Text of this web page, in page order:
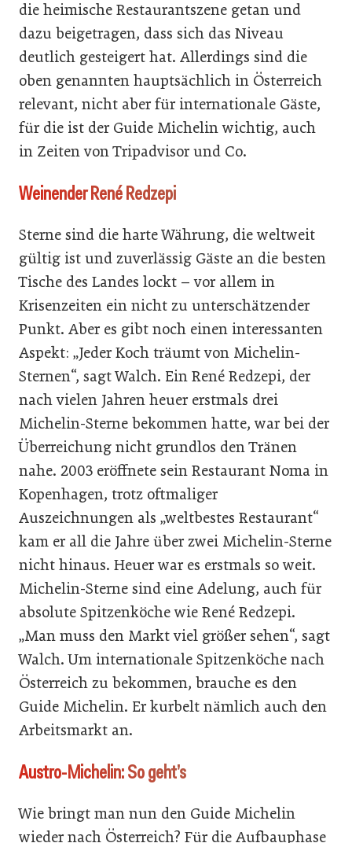
die heimische Restaurantszene getan und
dazu beigetragen, dass sich das Niveau
deutlich gesteigert hat. Allerdings sind die
oben genannten hauptsächlich in Österreich
relevant, nicht aber für internationale Gäste,
für die ist der Guide Michelin wichtig, auch
in Zeiten von Tripadvisor und Co.
Weinender René Redzepi
Sterne sind die harte Währung, die weltweit
gültig ist und zuverlässig Gäste an die besten
Tische des Landes lockt – vor allem in
Krisenzeiten ein nicht zu unterschätzender
Punkt. Aber es gibt noch einen interessanten
Aspekt: „Jeder Koch träumt von Michelin-
Sternen“, sagt Walch. Ein René Redzepi, der
nach vielen Jahren heuer erstmals drei
Michelin-Sterne bekommen hatte, war bei der
Überreichung nicht grundlos den Tränen
nahe. 2003 eröffnete sein Restaurant Noma in
Kopenhagen, trotz oftmaliger
Auszeichnungen als „weltbestes Restaurant“
kam er all die Jahre über zwei Michelin-Sterne
nicht hinaus. Heuer war es erstmals so weit.
Michelin-Sterne sind eine Adelung, auch für
absolute Spitzenköche wie René Redzepi.
„Man muss den Markt viel größer sehen“, sagt
Walch. Um internationale Spitzenköche nach
Österreich zu bekommen, brauche es den
Guide Michelin. Er kurbelt nämlich auch den
Arbeitsmarkt an.
Austro-Michelin: So geht’s
Wie bringt man nun den Guide Michelin
wieder nach Österreich? Für die Aufbauphase